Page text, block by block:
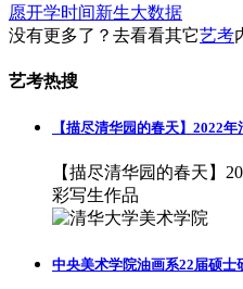
愿开学时间新生大数据
没有更多了？去看看其它艺考
艺考热搜
【描尽清华园的春天】2022
【描尽清华园的春天】
彩写生作品
中央美术学院油画系22届硕士